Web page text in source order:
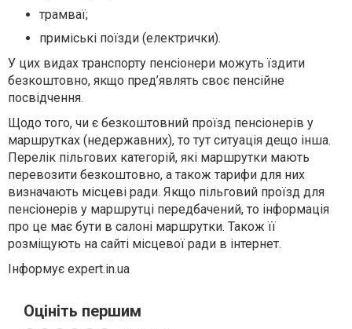
трамваї;
приміські поїзди (електрички).
У цих видах транспорту пенсіонери можуть їздити
безкоштовно, якщо пред’являть своє пенсійне
посвідчення.
Щодо того, чи є безкоштовний проїзд пенсіонерів у
маршрутках (недержавних), то тут ситуація дещо інша.
Перелік пільгових категорій, які маршрутки мають
перевозити безкоштовно, а також тарифи для них
визначають місцеві ради. Якщо пільговий проїзд для
пенсіонерів у маршрутці передбачений, то інформація
про це має бути в салоні маршрутки. Також її
розміщують на сайті місцевої ради в інтернет.
Інформує expert.in.ua
Оцініть першим